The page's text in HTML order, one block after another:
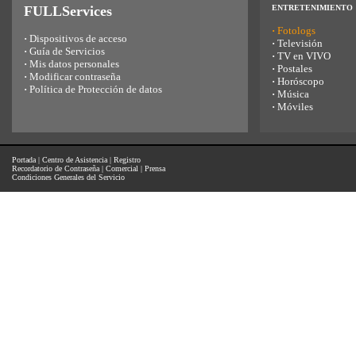
FULLServices
· Dispositivos de acceso
· Guía de Servicios
· Mis datos personales
· Modificar contraseña
· Política de Protección de datos
ENTRETENIMIENTO
· Fotologs
· Televisión
· TV en VIVO
· Postales
· Horóscopo
· Música
· Móviles
Portada | Centro de Asistencia | Registro
Recordatorio de Contraseña | Comercial | Prensa
Condiciones Generales del Servicio